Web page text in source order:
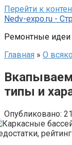
Перейти к
Nedv-expo.ru -
Ремонтные
Главная » О
типы и
Опубликовано: